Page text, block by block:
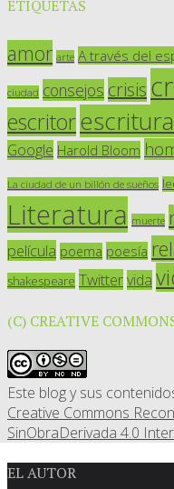
ETIQUETAS
amor arte A través del
ciudad consejos crisis
escritor
Google Harold Bloom
La ciudad de un billón de sueños
Literatura muerte
película poema poesía
shakespeare Twittervida
(C) CREATIVE
Este blog y sus
Creative Commons
SinObraDerivada 4.0
EL AUTOR